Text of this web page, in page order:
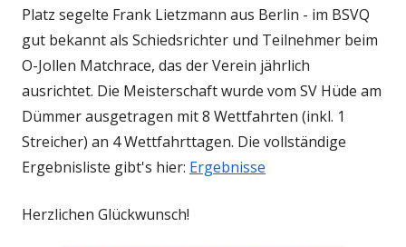
Platz segelte Frank Lietzmann aus Berlin - im BSVQ
gut bekannt als Schiedsrichter und Teilnehmer beim
O-Jollen Matchrace, das der Verein jährlich
ausrichtet. Die Meisterschaft wurde vom SV Hüde am
Dümmer ausgetragen mit 8 Wettfahrten (inkl. 1
Streicher) an 4 Wettfahrttagen. Die vollständige
Ergebnisliste gibt's hier: Ergebnisse
Herzlichen Glückwunsch!